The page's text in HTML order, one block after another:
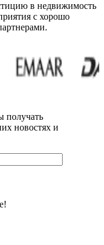
в недвижимость
с хорошо
получать
новостях и